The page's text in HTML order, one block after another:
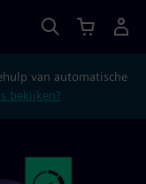
van automatische
bekijken?